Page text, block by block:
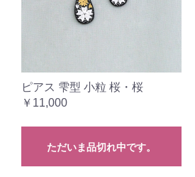
ピアス 雫型 小粒 桜・桜
￥11,000
ただいま品切れ中です。